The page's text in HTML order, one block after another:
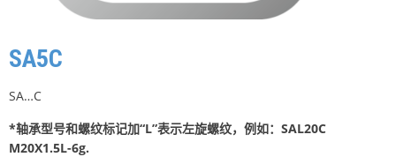
SA5C
SA…C
*轴承型号和螺纹标记加“L”表示左旋螺纹，例如：SAL20C
M20X1.5L-6g.